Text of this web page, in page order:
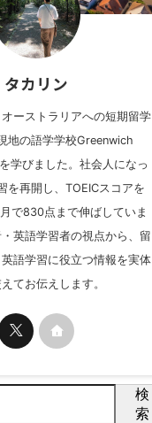
タカリン
ーストラリアへの短期留学
地の語学学校Greenwich
学びました。社会人になっ
を再開し、TOEICスコアを
で830点まで伸ばしていま
英語学習者の視点から、留
語学習に役立つ情報を実体
てお伝えします。
検
索